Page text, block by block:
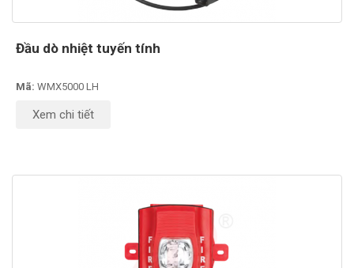
Đầu dò nhiệt tuyến tính
Mã: WMX5000 LH
Xem chi tiết